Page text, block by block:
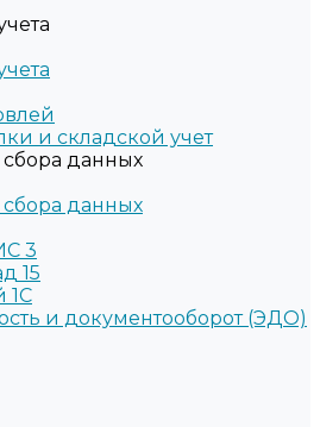
и складской учет
данных
данных
3
15
1С
и документооборот (ЭДО)